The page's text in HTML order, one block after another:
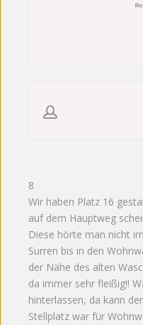
8
Wir haben Platz 16
auf dem Hauptweg
Diese hörte man nicht
Surren bis in den
der Nähe des alten
da immer sehr fleißig!!
hinterlassen, da kann
Stellplatz war für